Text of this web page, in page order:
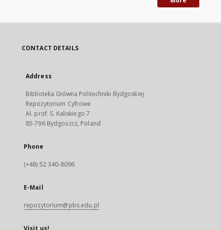
CONTACT DETAILS
Address
Biblioteka Główna Politechniki Bydgoskiej
Repozytorium Cyfrowe
Al. prof. S. Kaliskiego 7
85-796 Bydgoszcz, Poland
Phone
(+48) 52 340-8096
E-Mail
repozytorium@pbs.edu.pl
Visit us!